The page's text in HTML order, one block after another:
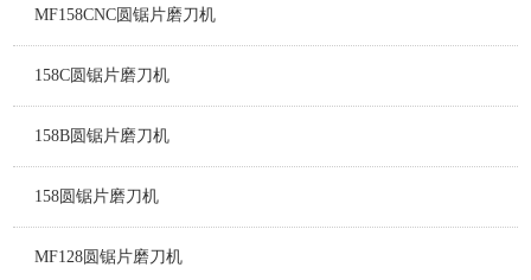
MF158CNC圆锯片磨刀机
158C圆锯片磨刀机
158B圆锯片磨刀机
158圆锯片磨刀机
MF128圆锯片磨刀机